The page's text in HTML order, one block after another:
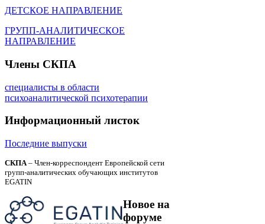
ДЕТСКОЕ НАПРАВЛЕНИЕ
ГРУПП-АНАЛИТИЧЕСКОЕ
НАПРАВЛЕНИЕ
Члены СКПА
специалисты в области
психоаналитической психотерапии
Информационный листок
Последние выпуски
СКПА – Член-корреспондент Европейской сети
групп-аналитических обучающих институтов
EGATIN
Новое на
форуме